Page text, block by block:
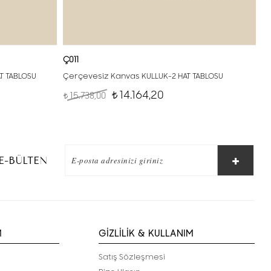
Ç011
Çerçevesiz Kanvas KULLUK-2 HAT TABLOSU
t 15.738,00 t14.164,20
E-BÜLTEN
GİZLİLİK & KULLANIM
Satış Sözleşmesi